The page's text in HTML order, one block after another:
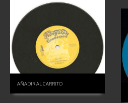
AÑADIR AL CARRITO